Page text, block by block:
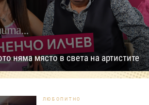
няма място в света на артистите
ЛЮБОПИТНО